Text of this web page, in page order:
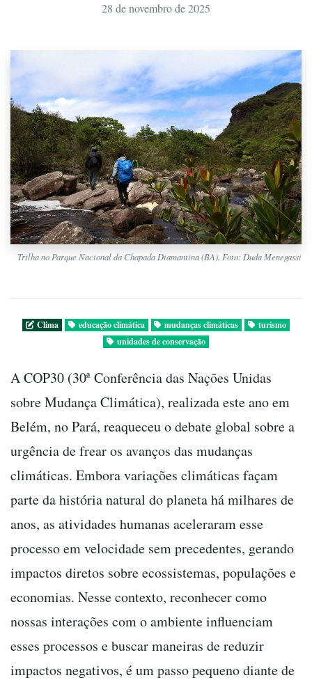
28 de novembro de 2025
Trilha no Parque Nacional da Chapada Diamantina (BA). Foto: Duda Menegassi
Clima educação climática mudanças climáticas
turismo
unidades de conservação
A COP30 (30ª Conferência das Nações Unidas
sobre Mudança Climática), realizada este ano em
Belém, no Pará, reaqueceu o debate global sobre a
urgência de frear os avanços das mudanças
climáticas. Embora variações climáticas façam
parte da história natural do planeta há milhares de
anos, as atividades humanas aceleraram esse
processo em velocidade sem precedentes, gerando
impactos diretos sobre ecossistemas, populações e
economias. Nesse contexto, reconhecer como
nossas interações com o ambiente influenciam
esses processos e buscar maneiras de reduzir
impactos negativos, é um passo pequeno diante de